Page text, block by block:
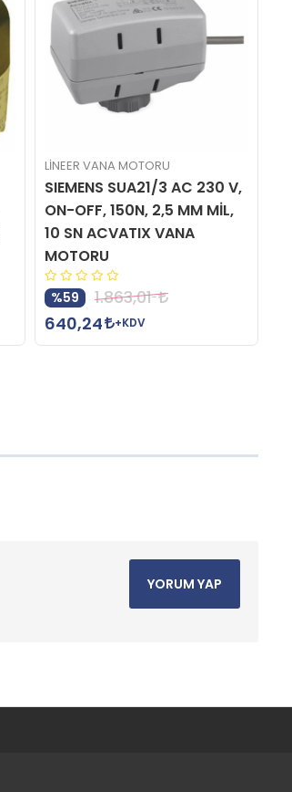
LİNEER VANA MOTORU
SIEMENS SUA21/3 AC 230 V,
ON-OFF, 150N, 2,5 MM MİL,
10 SN ACVATIX VANA
MOTORU
%59
1.863,01
640,24
+KDV
YORUM YAP